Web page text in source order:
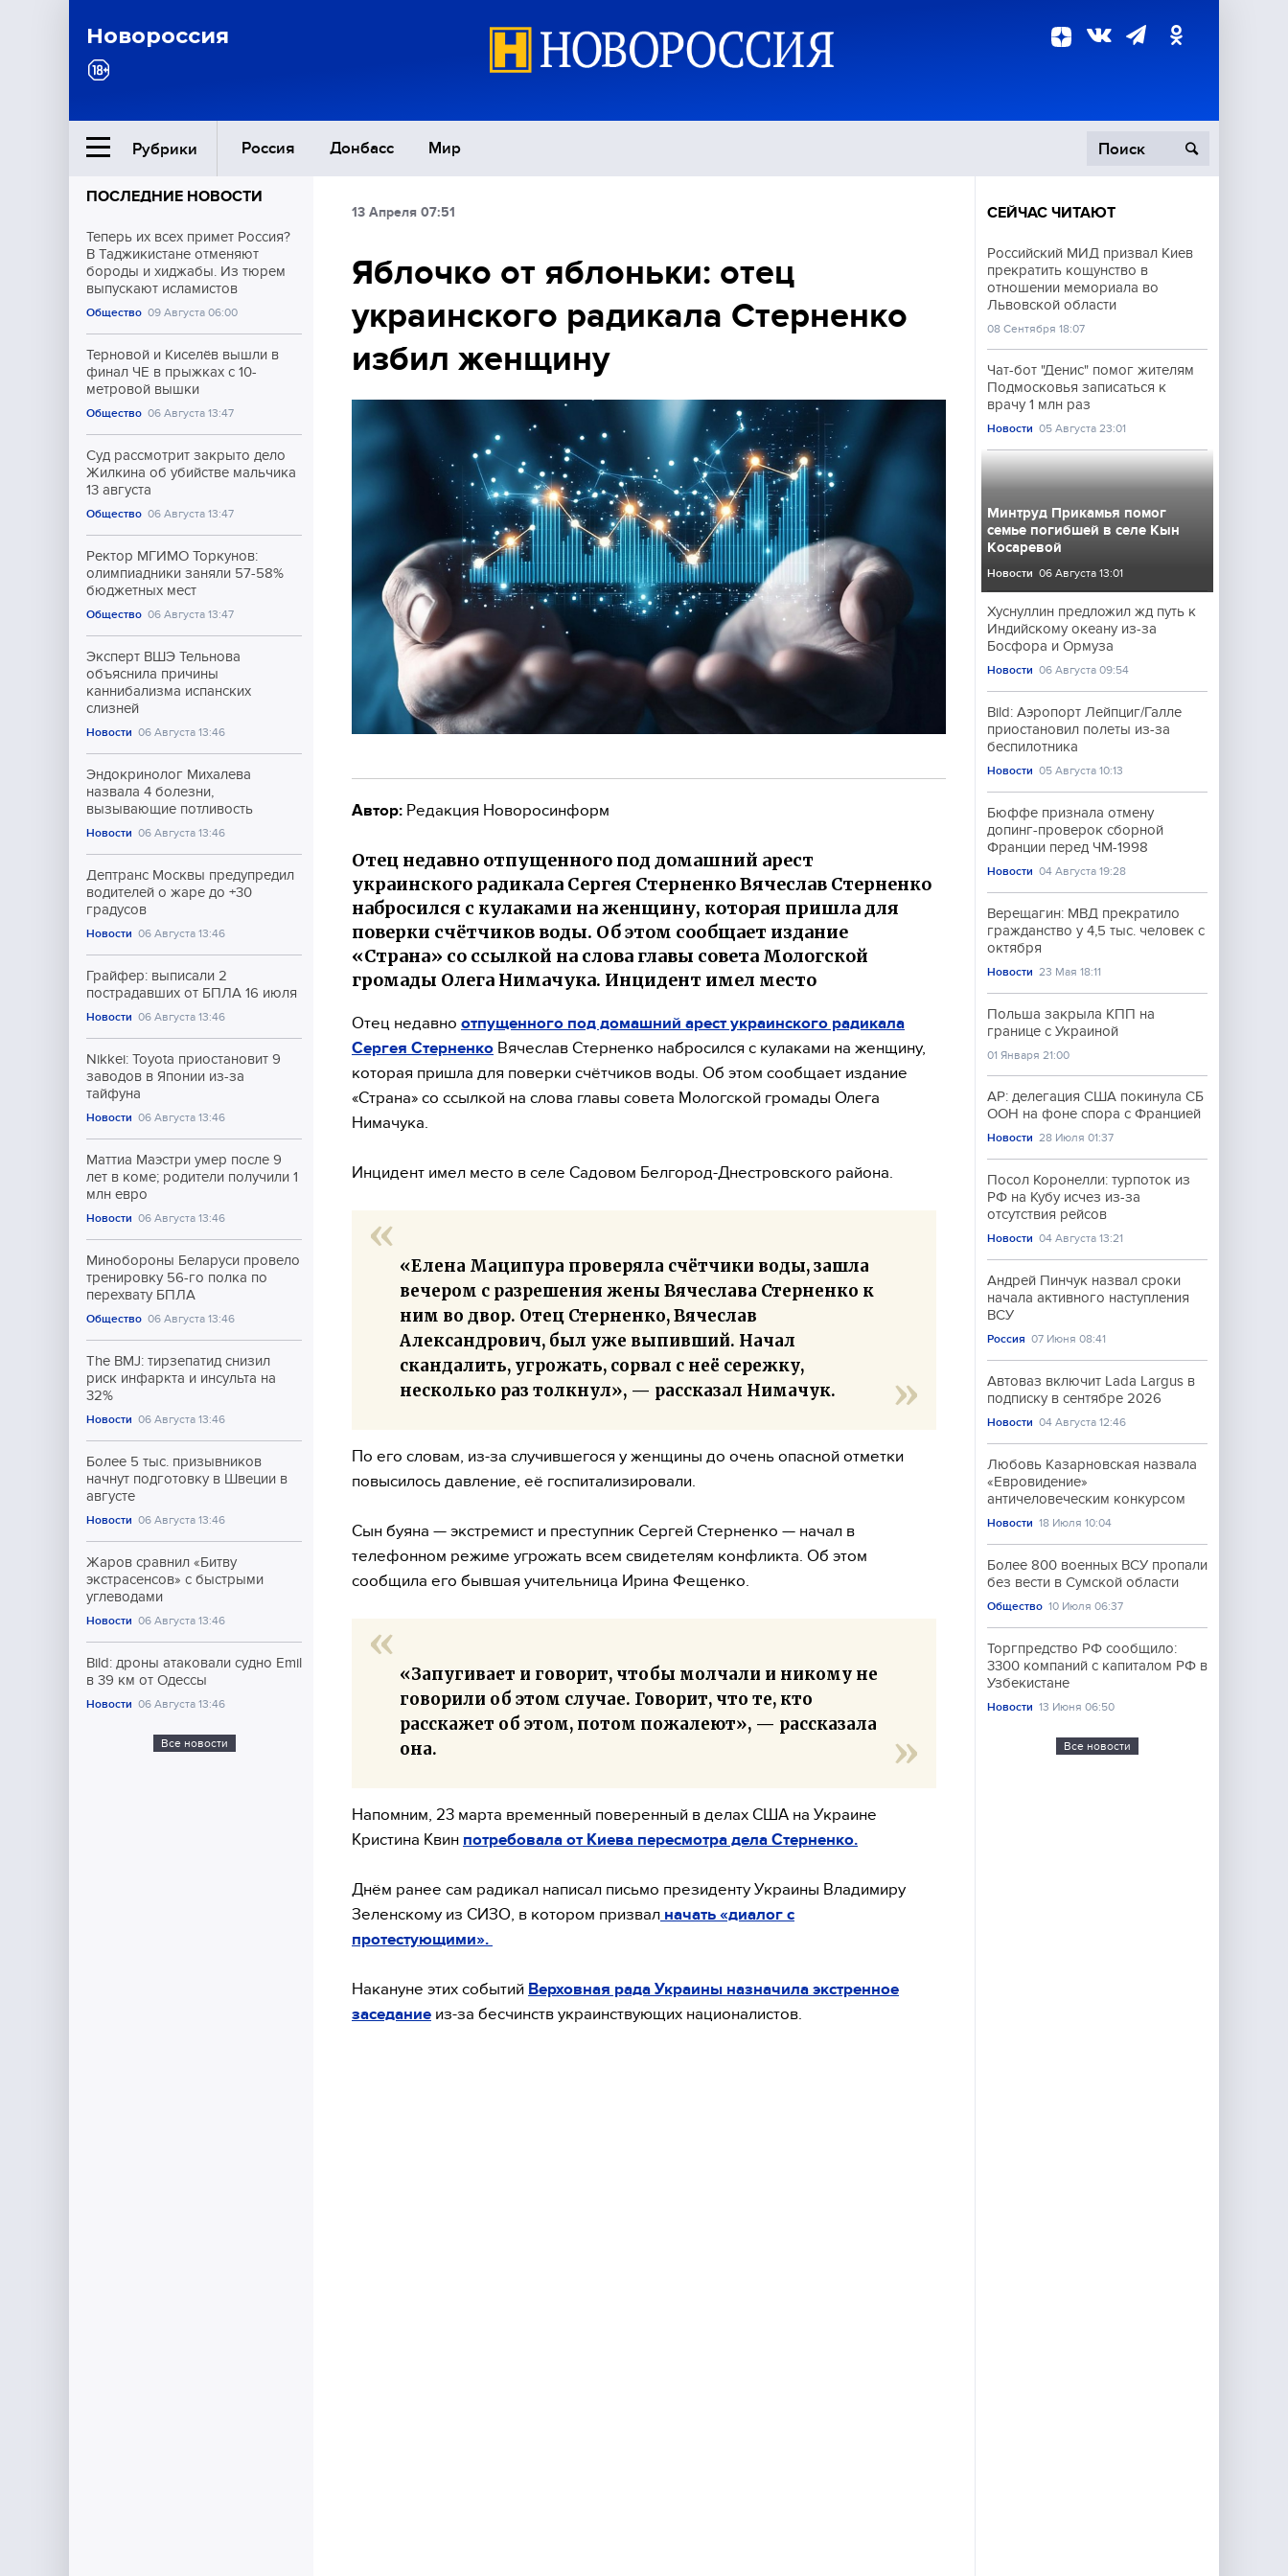
Новороссия
Рубрики Россия Донбасс Мир
Ближний Восток
Общество
Экономика
Происшествия
Культура
ПОСЛЕДНИЕ НОВОСТИ
Теперь их всех примет Россия?
В Таджикистане отменяют
бороды и хиджабы. Из тюрем
выпускают исламистов
Общество 09 Августа 06:00
Терновой и Киселёв вышли в
финал ЧЕ в прыжках с 10-
метровой вышки
Общество 06 Августа 13:47
Суд рассмотрит закрыто дело
Жилкина об убийстве мальчика
13 августа
Общество 06 Августа 13:47
Ректор МГИМО Торкунов:
олимпиадники заняли 57-58%
бюджетных мест
Общество 06 Августа 13:47
Эксперт ВШЭ Тельнова
объяснила причины
каннибализма испанских
слизней
Новости 06 Августа 13:46
Эндокринолог Михалева
назвала 4 болезни,
вызывающие потливость
Новости 06 Августа 13:46
Дептранс Москвы предупредил
водителей о жаре до +30
градусов
Новости 06 Августа 13:46
Грайфер: выписали 2
пострадавших от БПЛА 16 июля
Новости 06 Августа 13:46
Nikkei: Toyota приостановит 9
заводов в Японии из-за
тайфуна
Новости 06 Августа 13:46
Маттиа Маэстри умер после 9
лет в коме; родители получили 1
млн евро
Новости 06 Августа 13:46
Минобороны Беларуси провело
тренировку 56-го полка по
перехвату БПЛА
Общество 06 Августа 13:46
The BMJ: тирзепатид снизил
риск инфаркта и инсульта на
32%
Новости 06 Августа 13:46
Более 5 тыс. призывников
начнут подготовку в Швеции в
августе
Новости 06 Августа 13:46
Жаров сравнил «Битву
экстрасенсов» с быстрыми
углеводами
Новости 06 Августа 13:46
Bild: дроны атаковали судно Emil
в 39 км от Одессы
Новости 06 Августа 13:46
Все новости
13 Апреля 07:51
Яблочко от яблоньки: отец
украинского радикала Стерненко
избил женщину
Автор: Редакция Новоросинформ
Отец недавно отпущенного под домашний арест
украинского радикала Сергея Стерненко Вячеслав Стерненко
набросился с кулаками на женщину, которая пришла для
поверки счётчиков воды. Об этом сообщает издание
«Страна» со ссылкой на слова главы совета Мологской
громады Олега Нимачука. Инцидент имел место
Отец недавно отпущенного под домашний арест украинского радикала
Сергея Стерненко Вячеслав Стерненко набросился с кулаками на женщину,
которая пришла для поверки счётчиков воды. Об этом сообщает издание
«Страна» со ссылкой на слова главы совета Мологской громады Олега
Нимачука.
Инцидент имел место в селе Садовом Белгород-Днестровского района.
«Елена Маципура проверяла счётчики воды, зашла
вечером с разрешения жены Вячеслава Стерненко к
ним во двор. Отец Стерненко, Вячеслав
Александрович, был уже выпивший. Начал
скандалить, угрожать, сорвал с неё сережку,
несколько раз толкнул», — рассказал Нимачук.
По его словам, из-за случившегося у женщины до очень опасной отметки
повысилось давление, её госпитализировали.
Сын буяна — экстремист и преступник Сергей Стерненко — начал в
телефонном режиме угрожать всем свидетелям конфликта. Об этом
сообщила его бывшая учительница Ирина Фещенко.
«Запугивает и говорит, чтобы молчали и никому не
говорили об этом случае. Говорит, что те, кто
расскажет об этом, потом пожалеют», — рассказала
она.
Напомним, 23 марта временный поверенный в делах США на Украине
Кристина Квин потребовала от Киева пересмотра дела Стерненко.
Днём ранее сам радикал написал письмо президенту Украины Владимиру
Зеленскому из СИЗО, в котором призвал начать «диалог с
протестующими».
Накануне этих событий Верховная рада Украины назначила экстренное
заседание из-за бесчинств украинствующих националистов.
СЕЙЧАС ЧИТАЮТ
Российский МИД призвал Киев
прекратить кощунство в
отношении мемориала во
Львовской области
08 Сентября 18:07
Чат-бот "Денис" помог жителям
Подмосковья записаться к
врачу 1 млн раз
Новости 05 Августа 23:01
Минтруд Прикамья помог
семье погибшей в селе Кын
Косаревой
Новости 06 Августа 13:01
Хуснуллин предложил жд путь к
Индийскому океану из-за
Босфора и Ормуза
Новости 06 Августа 09:54
Bild: Аэропорт Лейпциг/Галле
приостановил полеты из-за
беспилотника
Новости 05 Августа 10:13
Бюффе признала отмену
допинг-проверок сборной
Франции перед ЧМ-1998
Новости 04 Августа 19:28
Верещагин: МВД прекратило
гражданство у 4,5 тыс. человек с
октября
Новости 23 Мая 18:11
Польша закрыла КПП на
границе с Украиной
01 Января 21:00
AP: делегация США покинула СБ
ООН на фоне спора с Францией
Новости 28 Июля 01:37
Посол Коронелли: турпоток из
РФ на Кубу исчез из-за
отсутствия рейсов
Новости 04 Августа 13:21
Андрей Пинчук назвал сроки
начала активного наступления
ВСУ
Россия 07 Июня 08:41
Автоваз включит Lada Largus в
подписку в сентябре 2026
Новости 04 Августа 12:46
Любовь Казарновская назвала
«Евровидение»
античеловеческим конкурсом
Новости 18 Июля 10:04
Более 800 военных ВСУ пропали
без вести в Сумской области
Общество 10 Июля 06:37
Торгпредство РФ сообщило:
3300 компаний с капиталом РФ в
Узбекистане
Новости 13 Июня 06:50
Все новости